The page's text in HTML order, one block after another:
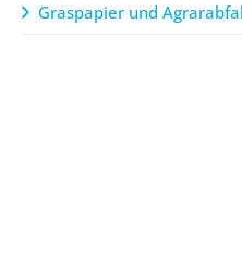
Graspapier und